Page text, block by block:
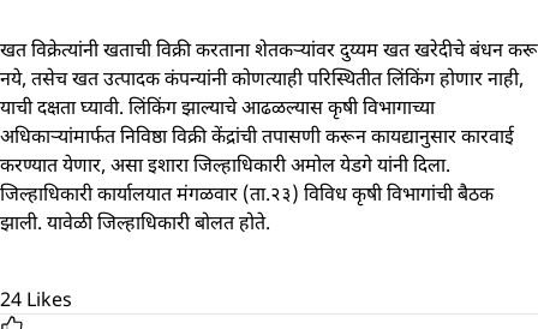
खत विक्रेत्यांनी खताची विक्री करताना शेतकऱ्यांवर दुय्यम खत खरेदीचे बंधन करू
नये, तसेच खत उत्पादक कंपन्यांनी कोणत्याही परिस्थितीत लिंकिंग होणार नाही,
याची दक्षता घ्यावी. लिंकिंग झाल्याचे आढळल्यास कृषी विभागाच्या
अधिकाऱ्यांमार्फत निविष्ठा विक्री केंद्रांची तपासणी करून कायद्यानुसार कारवाई
करण्यात येणार, असा इशारा जिल्हाधिकारी अमोल येडगे यांनी दिला.
जिल्हाधिकारी कार्यालयात मंगळवार (ता.२३) विविध कृषी विभागांची बैठक
झाली. यावेळी जिल्हाधिकारी बोलत होते.
24 Likes